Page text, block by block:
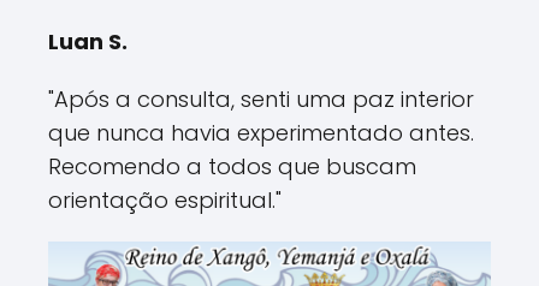
Luan S.
"Após a consulta, senti uma paz interior
que nunca havia experimentado antes.
Recomendo a todos que buscam
orientação espiritual."